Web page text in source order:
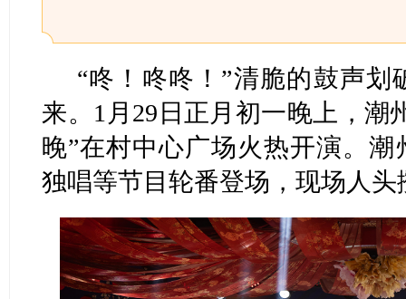
“咚！咚咚！”清脆的鼓声
来。1月29日正月初一晚上，潮
晚”在村中心广场火热开演。
独唱等节目轮番登场，现场人